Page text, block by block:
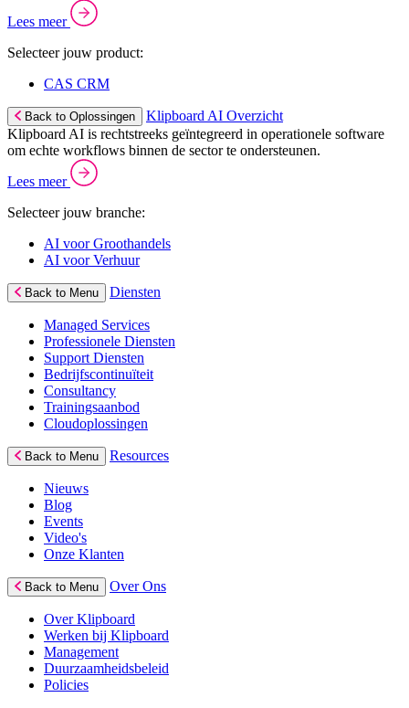
Lees meer
Selecteer jouw product:
CAS CRM
Back to Oplossingen
Klipboard AI Overzicht
Klipboard AI is rechtstreeks geïntegreerd in operationele software
om echte workflows binnen de sector te ondersteunen.
Lees meer
Selecteer jouw branche:
AI voor Groothandels
AI voor Verhuur
Back to Menu Diensten
Managed Services
Professionele Diensten
Support Diensten
Bedrijfscontinuïteit
Consultancy
Trainingsaanbod
Cloudoplossingen
Back to Menu Resources
Nieuws
Blog
Events
Video's
Onze Klanten
Back to Menu Over Ons
Over Klipboard
Werken bij Klipboard
Management
Duurzaamheidsbeleid
Policies